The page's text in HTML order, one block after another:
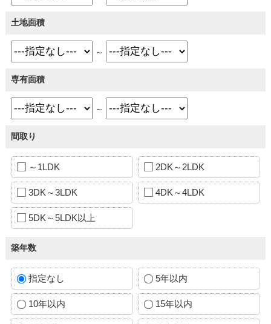
土地面積
～
専有面積
～
間取り
～1LDK 2DK～2LDK
3DK～3LDK 4DK～4LDK
5DK～5LDK以上
築年数
指定なし 5年以内
10年以内 15年以内